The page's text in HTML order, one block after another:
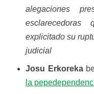
alegaciones
explicitado su
judicial
Josu Erkoreka
la